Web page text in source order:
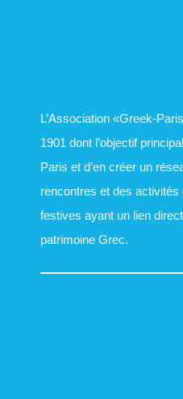
L’Association «Greek-
1901 dont l’objectif
Paris et d’en créer un
rencontres et des
festives ayant un lien
patrimoine Grec.